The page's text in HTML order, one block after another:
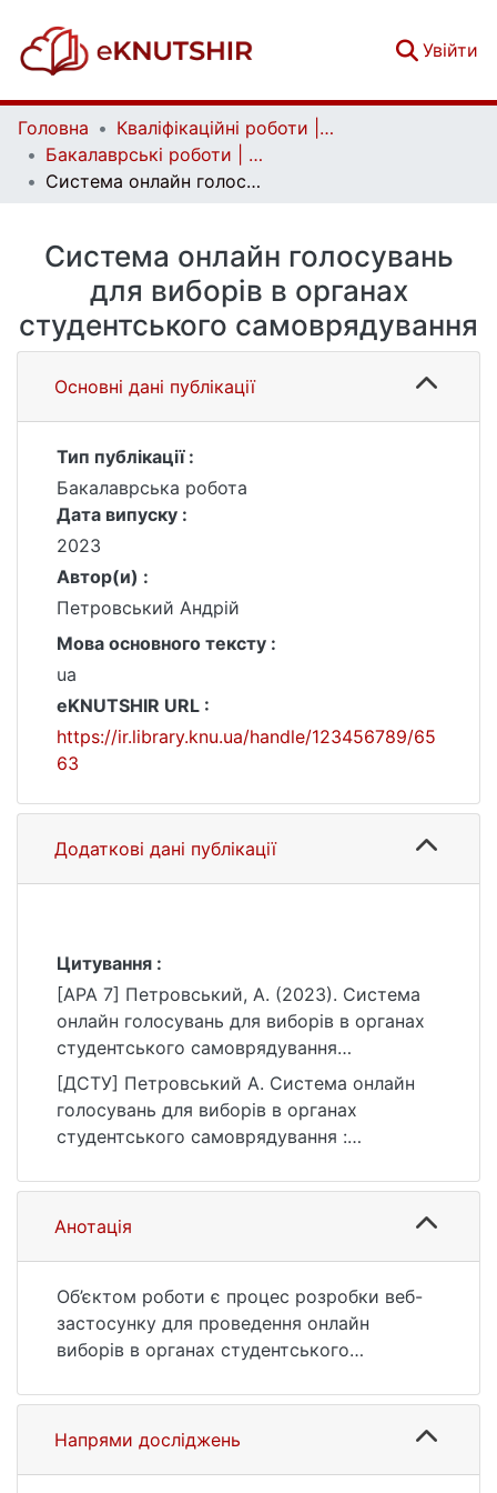
Увійти
Головна
Кваліфікаційні роботи | Qualifying works
Бакалаврські роботи | Bachelor theses
Система онлайн голосувань для виборів в органах студентського самоврядування
Система онлайн голосувань
для виборів в органах
студентського самоврядування
Основні дані публікації
Тип публікації :
Бакалаврська робота
Дата випуску :
2023
Автор(и) :
Петровський Андрій
Мова основного тексту :
ua
eKNUTSHIR URL :
https://ir.library.knu.ua/handle/123456789/65
63
Додаткові дані публікації
Цитування :
[APA 7] Петровський, А. (2023). Система
онлайн голосувань для виборів в органах
студентського самоврядування
[Бакалаврська робота, Київський
національний університет імені Тараса
Шевченка]. eKNUTSHIR.
https://ir.library.knu.ua/handle/123456789/65
63
[ДСТУ] Петровський А. Система онлайн
голосувань для виборів в органах
студентського самоврядування :
Інформаційні технології. Київ, 2023. 42 с.
URL:
https://ir.library.knu.ua/handle/123456789/65
Анотація
Об’єктом роботи є процес розробки веб-
застосунку для проведення онлайн
виборів в органах студентського
Створено протокол онлайн виборів для
ОСС КНУ, технічна реалізація протоколу.
Інтерфейс для користувача та для
Напрями досліджень